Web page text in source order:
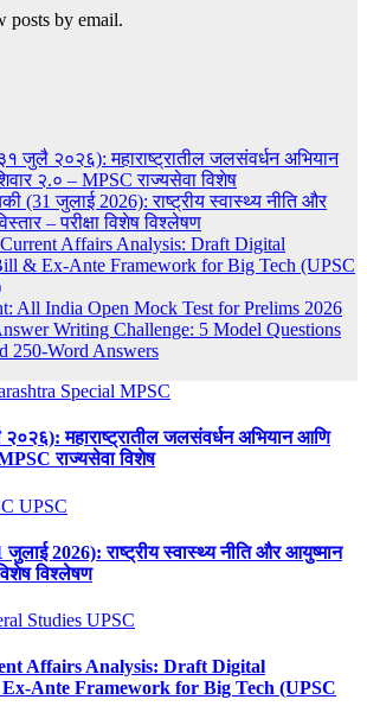
posts by email.
जुलै २०२६): महाराष्ट्रातील जलसंवर्धन अभियान
२.० – MPSC राज्यसेवा विशेष
(31 जुलाई 2026): राष्ट्रीय स्वास्थ्य नीति और
– परीक्षा विशेष विश्लेषण
Affairs Analysis: Draft Digital
& Ex-Ante Framework for Big Tech (UPSC
All India Open Mock Test for Prelims 2026
Writing Challenge: 5 Model Questions
250-Word Answers
Special MPSC
महाराष्ट्रातील जलसंवर्धन अभियान आणि
राज्यसेवा विशेष
UPSC
2026): राष्ट्रीय स्वास्थ्य नीति और आयुष्मान
विश्लेषण
Studies UPSC
Affairs Analysis: Draft Digital
Ante Framework for Big Tech (UPSC